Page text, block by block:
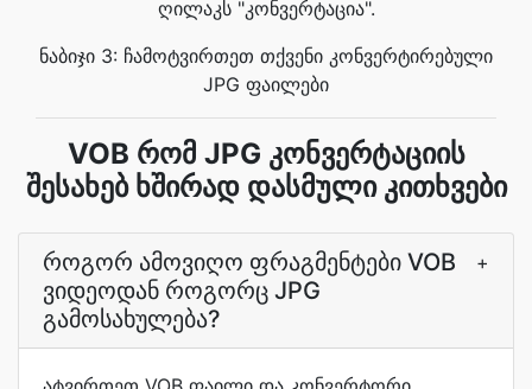
ღილაკს "კონვერტაცია".
ნაბიჯი 3: ჩამოტვირთეთ თქვენი კონვერტირებული
JPG ფაილები
VOB რომ JPG კონვერტაციის
შესახებ ხშირად დასმული კითხვები
როგორ ამოვიღო ფრაგმენტები VOB
ვიდეოდან როგორც JPG
გამოსახულება?
+